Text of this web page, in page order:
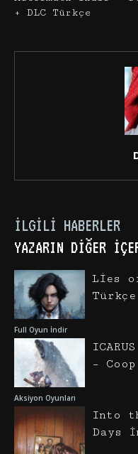
+ DLC Türkçe
İLGILI HABERLER
YAZARIN DIĞER
Full Oyun İndir
Lies
Türkçe
Aksiyon Oyunları
– Coop
Into
Days